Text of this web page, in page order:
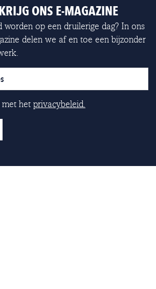
ONS E-MAGAZINE
worden op een druilerige dag? In ons
delen we af en toe een bijzonder
het privacybeleid.